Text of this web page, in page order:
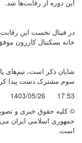
این دوره از رقابت‌ها شد.
خانه بسکتبال کازرون
شایان ذکر است، تیم‌های
سوم مشترک دست پیدا
17:53
1403/05/26
© کليه حقوق خبری و
جمهوری اسلامی ایران می
است.